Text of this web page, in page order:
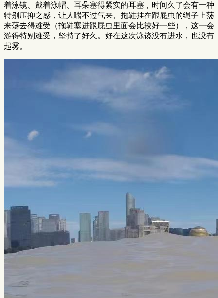
着泳镜、戴着泳帽、耳朵塞得紧实的耳塞，时间久了会有一种
特别压抑之感，让人喘不过气来。拖鞋挂在跟屁虫的绳子上荡
来荡去得难受（拖鞋塞进跟屁虫里面会比较好一些），这一会
游得特别难受，坚持了好久。好在这次泳镜没有进水，也没有
起雾。